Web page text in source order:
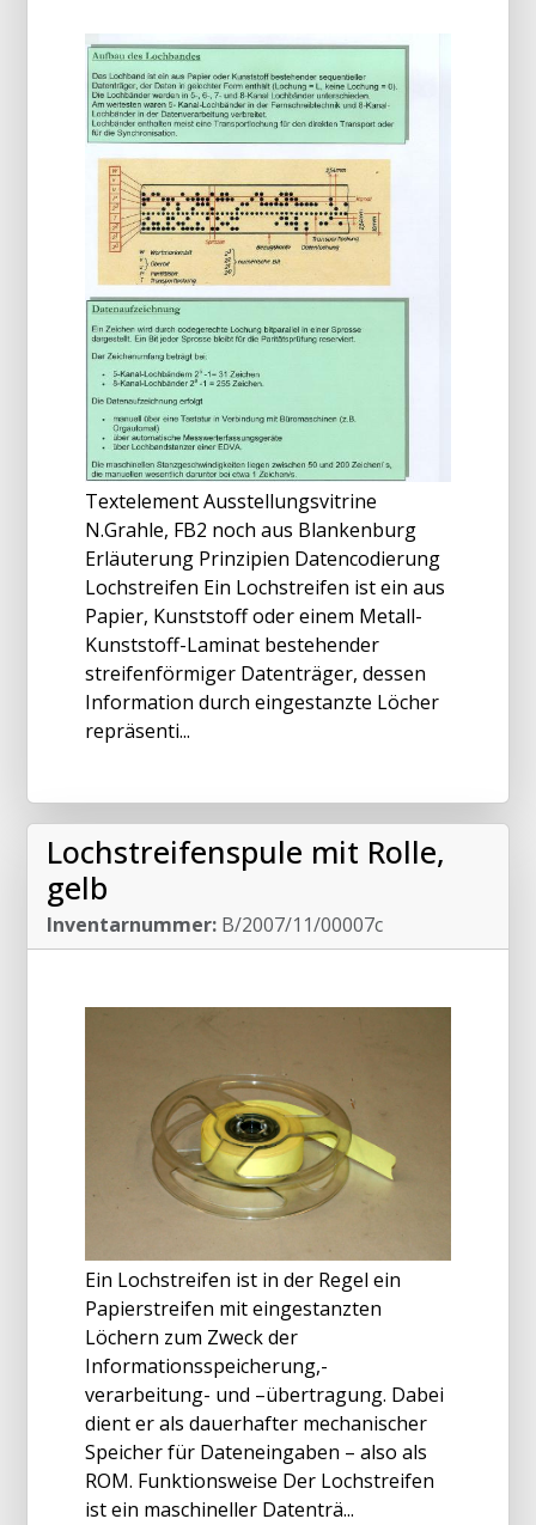
Textelement Ausstellungsvitrine
N.Grahle, FB2 noch aus Blankenburg
Erläuterung Prinzipien Datencodierung
Lochstreifen Ein Lochstreifen ist ein aus
Papier, Kunststoff oder einem Metall-
Kunststoff-Laminat bestehender
streifenförmiger Datenträger, dessen
Information durch eingestanzte Löcher
repräsenti...
Lochstreifenspule mit Rolle,
gelb
Inventarnummer: B/2007/11/00007c
Ein Lochstreifen ist in der Regel ein
Papierstreifen mit eingestanzten
Löchern zum Zweck der
Informationsspeicherung,-
verarbeitung- und –übertragung. Dabei
dient er als dauerhafter mechanischer
Speicher für Dateneingaben – also als
ROM. Funktionsweise Der Lochstreifen
ist ein maschineller Datenträ...